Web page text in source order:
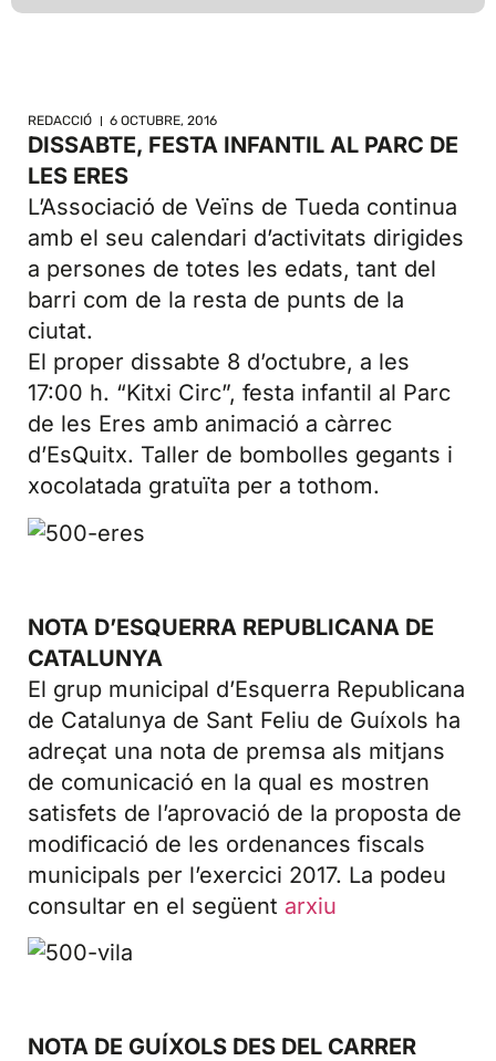
REDACCIÓ 6 OCTUBRE, 2016
DISSABTE, FESTA INFANTIL AL PARC DE
LES ERES
L’Associació de Veïns de Tueda continua
amb el seu calendari d’activitats dirigides
a persones de totes les edats, tant del
barri com de la resta de punts de la
ciutat.
El proper dissabte 8 d’octubre, a les
17:00 h. “Kitxi Circ”, festa infantil al Parc
de les Eres amb animació a càrrec
d’EsQuitx. Taller de bombolles gegants i
xocolatada gratuïta per a tothom.
NOTA D’ESQUERRA REPUBLICANA DE
CATALUNYA
El grup municipal d’Esquerra Republicana
de Catalunya de Sant Feliu de Guíxols ha
adreçat una nota de premsa als mitjans
de comunicació en la qual es mostren
satisfets de l’aprovació de la proposta de
modificació de les ordenances fiscals
municipals per l’exercici 2017. La podeu
consultar en el següent arxiu
NOTA DE GUÍXOLS DES DEL CARRER